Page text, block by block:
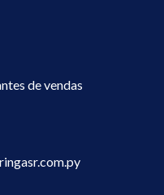
de vendas